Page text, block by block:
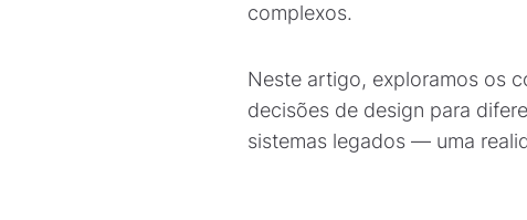
complexos.
Neste artigo, exploramos os
decisões de design para
sistemas legados — uma